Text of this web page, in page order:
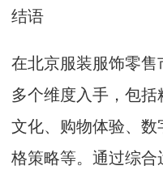
结语
在北京服装服饰零售
多个维度入手，包
文化、购物体验、
格策略等。通过综